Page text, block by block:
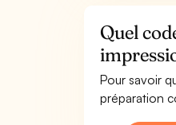
Quel
Pour savoir
préparation